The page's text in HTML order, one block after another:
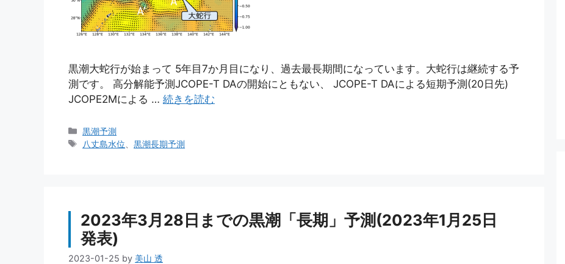
黒潮大蛇行が始まって 5年目7か月目になり、過去最長期間になっています。大蛇行は継続する予
測です。 高分解能予測JCOPE-T DAの開始にともない、 JCOPE-T DAによる短期予測(20日先)
JCOPE2Mによる … 続きを読む
カ
テ
黒潮予測
タ
八丈島水位 、黒潮長期予測
2023年3月28日までの黒潮「長期」予測(2023年1月25日
発表)
2023-01-25 by 美山 透